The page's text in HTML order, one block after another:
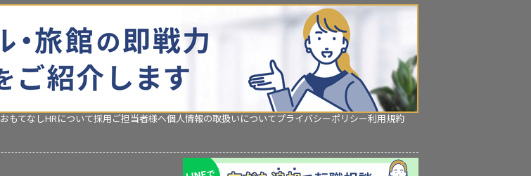
おもてなしHRについて採用ご担当者様へ個人情報の取扱いについてプライバシーポリシー利用規約